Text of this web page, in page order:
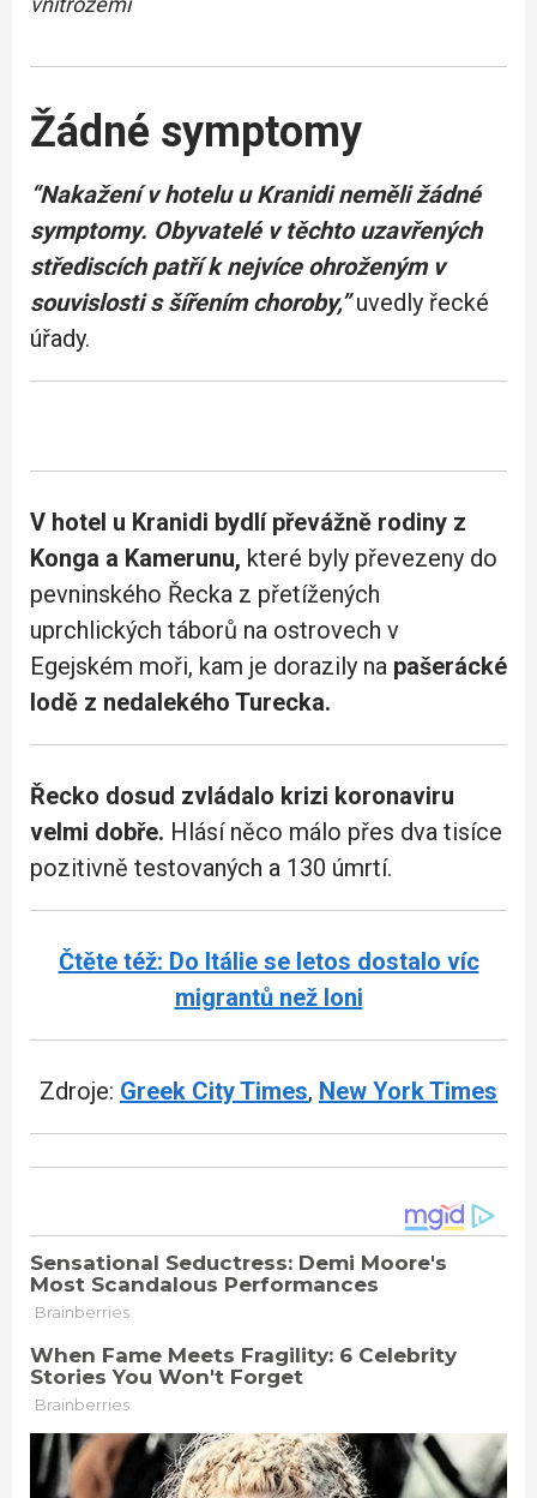
Žádné symptomy
“Nakažení v hotelu u Kranidi neměli žádné
symptomy. Obyvatelé v těchto uzavřených
střediscích patří k nejvíce ohroženým v
souvislosti s šířením choroby,”uvedly řecké
úřady.
V hotel u Kranidi bydlí převážně rodiny z
Konga a Kamerunu, které byly převezeny do
pevninského Řecka z přetížených
uprchlických táborů na ostrovech v
Egejském moři, kam je dorazily na pašerácké
lodě z nedalekého Turecka.
Řecko dosud zvládalo krizi koronaviru
velmi dobře. Hlásí něco málo přes dva tisíce
pozitivně testovaných a 130 úmrtí.
Čtěte též: Do Itálie se letos dostalo víc
migrantů než loni
Zdroje: Greek City Times, New York Times